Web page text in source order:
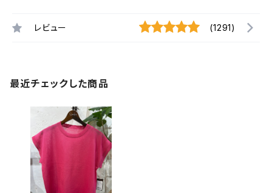
レビュー (1291)
最近チェックした商品